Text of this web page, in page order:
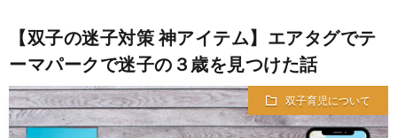
【双子の迷子対策 神アイテム】エアタグでテ
ーマパークで迷子の３歳を見つけた話
双子育児について